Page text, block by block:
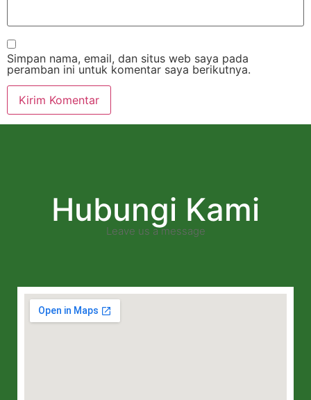
Simpan nama, email, dan situs web saya pada
peramban ini untuk komentar saya berikutnya.
Hubungi Kami
Leave us a message